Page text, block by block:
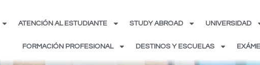
ATENCIÓN AL ESTUDIANTE STUDY ABROAD UNIVERSIDAD
FORMACIÓN PROFESIONAL DESTINOS Y ESCUELAS